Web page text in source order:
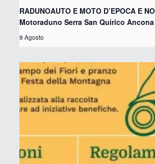
RADUNOAUTO E MOTO D’EPOCA E
Motoraduno Serra San Quirico Ancona
9 Agosto